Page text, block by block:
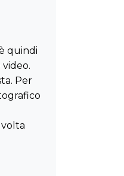
quindi
Per